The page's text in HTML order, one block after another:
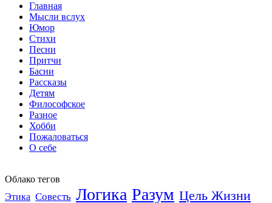
Главная
Мысли вслух
Юмор
Стихи
Песни
Притчи
Басни
Рассказы
Детям
Философское
Разное
Хобби
Пожаловаться
О себе
Облако тегов
Этика Совесть Логика Разум Цель Жизни